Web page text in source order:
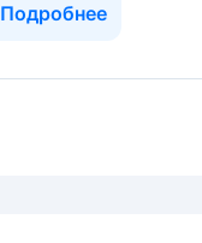
Подробнее